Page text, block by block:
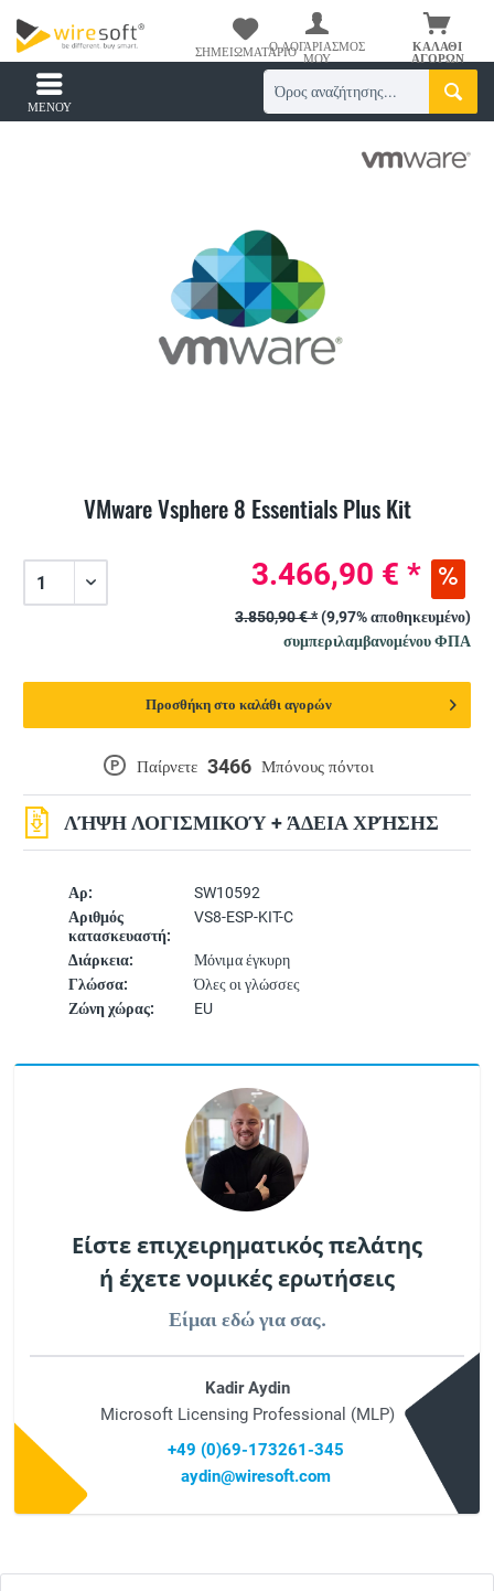
ΚΑΛΆΘΙ
ΑΓΟΡΏΝ
ΣΗΜΕΙΩΜΑΤΆΡΙΟΟ ΛΟΓΑΡΙΑΣΜΌΣ
ΜΟΥ
ΜΕΝΟΎ
VMware Vsphere 8 Essentials Plus Kit
Αρ:
SW10592
Αριθμός
κατασκευαστή:
VS8-ESP-KIT-C
Διάρκεια:
Μόνιμα έγκυρη
Γλώσσα:
Όλες οι γλώσσες
Ζώνη χώρας:
EU
P Παίρνετε 3466 Μπόνους πόντοι
ΛΉΨΗ ΛΟΓΙΣΜΙΚΟΎ + ΆΔΕΙΑ ΧΡΉΣΗΣ
3.466,90 € *
3.850,90 € *(9,97% αποθηκευμένο)
συμπεριλαμβανομένου ΦΠΑ
Προσθήκη στο καλάθι αγορών
Είστε επιχειρηματικός πελάτης
ή έχετε νομικές ερωτήσεις
Είμαι εδώ για σας.
Kadir Aydin
Microsoft Licensing Professional (MLP)
+49 (0)69-173261-345
aydin@wiresoft.com